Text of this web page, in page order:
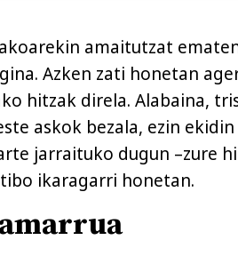
amaitutzat
Azken zati honetan
hitzak direla. Alabaina,
askok bezala, ezin
jarraituko dugun –zure
ikaragarri honetan.